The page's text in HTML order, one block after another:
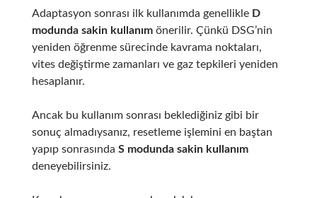
Adaptasyon sonrası ilk kullanımda genellikle D
modunda sakin kullanımönerilir. Çünkü DSG’nin
yeniden öğrenme sürecinde kavrama noktaları,
vites değiştirme zamanları ve gaz tepkileri yeniden
hesaplanır.
Ancak bu kullanım sonrası beklediğiniz gibi bir
sonuç almadıysanız, resetleme işlemini en baştan
yapıp sonrasında S modunda sakin kullanım
deneyebilirsiniz.